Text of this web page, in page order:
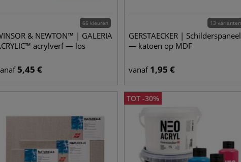
66 kleuren
& NEWTON™ | GALERIA
acrylverf — los
5,45 €
13 varianten
GERSTAECKER | Schilderspaneel
— katoen op MDF
vanaf 1,95 €
TOT -30%